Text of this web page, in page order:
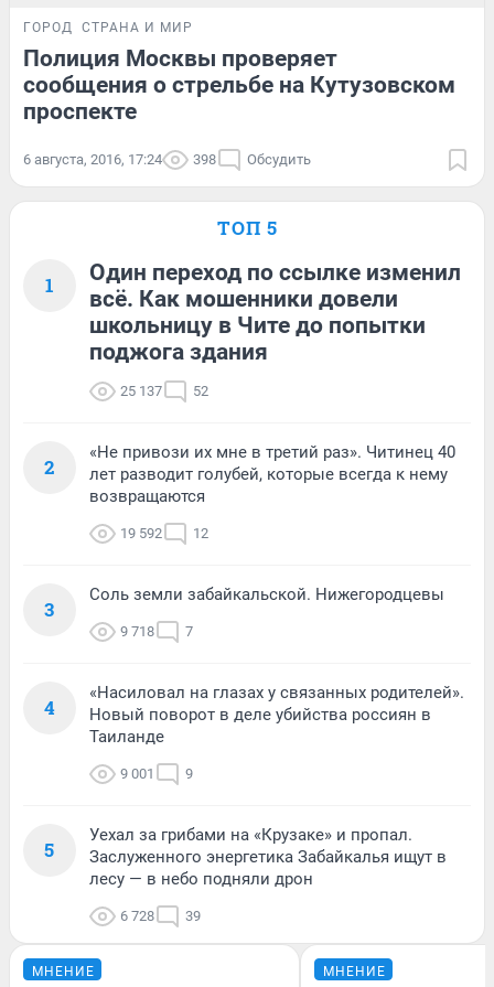
ГОРОД СТРАНА И МИР
Полиция Москвы проверяет
сообщения о стрельбе на Кутузовском
проспекте
6 августа, 2016, 17:24 398 Обсудить
ТОП 5
1
Один переход по ссылке изменил
всё. Как мошенники довели
школьницу в Чите до попытки
поджога здания
25 137 52
2
«Не привози их мне в третий раз». Читинец 40
лет разводит голубей, которые всегда к нему
возвращаются
19 592 12
3
Соль земли забайкальской. Нижегородцевы
9 718 7
4
«Насиловал на глазах у связанных родителей».
Новый поворот в деле убийства россиян в
Таиланде
9 001 9
5
Уехал за грибами на «Крузаке» и пропал.
Заслуженного энергетика Забайкалья ищут в
лесу — в небо подняли дрон
6 728 39
МНЕНИЕ МНЕНИЕ